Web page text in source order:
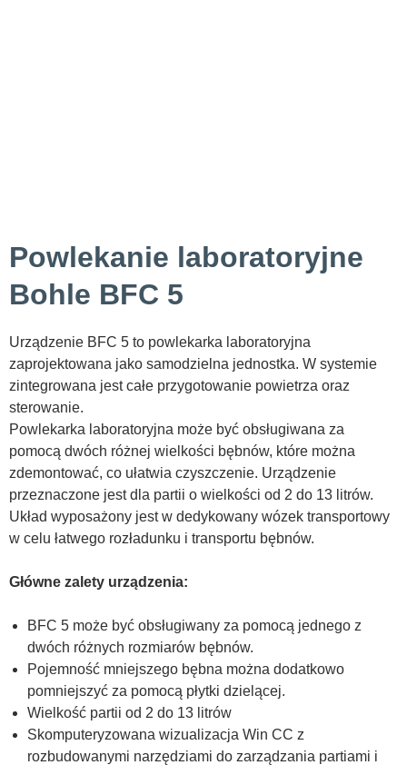
Powlekanie laboratoryjne
Bohle BFC 5
Urządzenie BFC 5 to powlekarka laboratoryjna
zaprojektowana jako samodzielna jednostka. W systemie
zintegrowana jest całe przygotowanie powietrza oraz
sterowanie.
Powlekarka laboratoryjna może być obsługiwana za
pomocą dwóch różnej wielkości bębnów, które można
zdemontować, co ułatwia czyszczenie. Urządzenie
przeznaczone jest dla partii o wielkości od 2 do 13 litrów.
Układ wyposażony jest w dedykowany wózek transportowy
w celu łatwego rozładunku i transportu bębnów.
Główne zalety urządzenia:
BFC 5 może być obsługiwany za pomocą jednego z
dwóch różnych rozmiarów bębnów.
Pojemność mniejszego bębna można dodatkowo
pomniejszyć za pomocą płytki dzielącej.
Wielkość partii od 2 do 13 litrów
Skomputeryzowana wizualizacja Win CC z
rozbudowanymi narzędziami do zarządzania partiami i